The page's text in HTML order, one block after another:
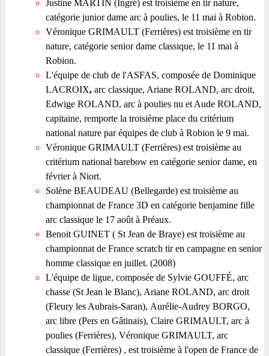
Justine MARTIN (Ingré) est troisième en tir nature,
catégorie junior dame arc à poulies, le 11 mai à Robion.
Véronique GRIMAULT (Ferrières) est troisième en tir
nature, catégorie senior dame classique, le 11 mai à
Robion.
L'équipe de club de l'ASFAS, composée de Dominique
LACROIX, arc classique, Ariane ROLAND, arc droit,
Edwige ROLAND, arc à poulies nu et Aude ROLAND,
capitaine, remporte la troisième place du critérium
national nature par équipes de club à Robion le 9 mai.
Véronique GRIMAULT (Ferrières) est troisième au
critérium national barebow en catégorie senior dame, en
février à Niort.
Solène BEAUDEAU (Bellegarde) est troisième au
championnat de France 3D en catégorie benjamine fille
arc classique le 17 août à Préaux.
Benoit GUINET ( St Jean de Braye) est troisième au
championnat de France scratch tir en campagne en senior
homme classique en juillet. (2008)
L'équipe de ligue, composée de Sylvie GOUFFÉ, arc
chasse (St Jean le Blanc), Ariane ROLAND, arc droit
(Fleury les Aubrais-Saran), Aurélie-Audrey BORGO,
arc libre (Pers en Gâtinais), Claire GRIMAULT, arc à
poulies (Ferrières), Véronique GRIMAULT, arc
classique (Ferrières) , est troisième à l'open de France de